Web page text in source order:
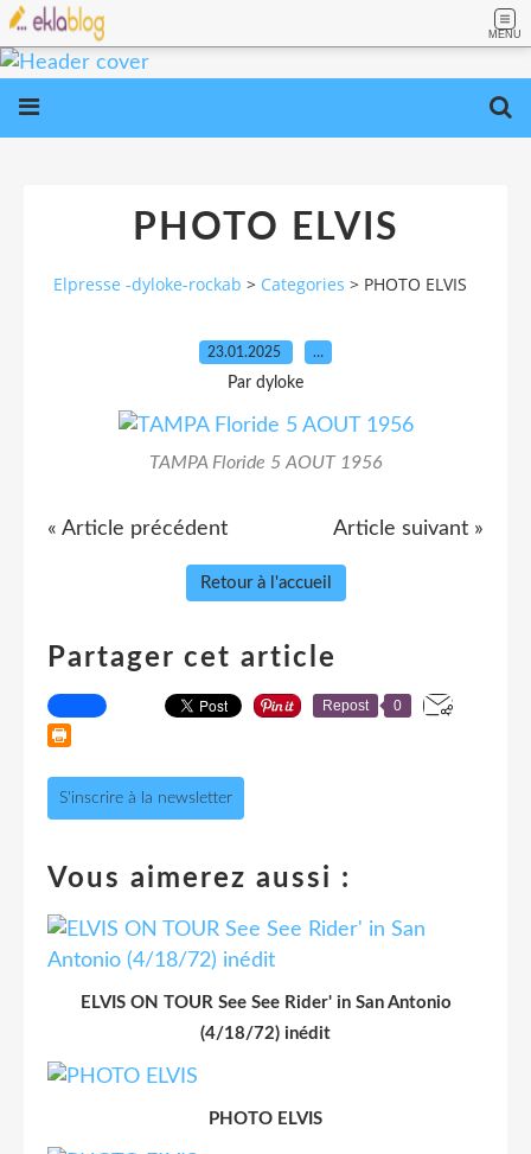
MENU
PHOTO ELVIS
Elpresse -dyloke-rockab > Categories > PHOTO ELVIS
23.01.2025 …
Par dyloke
TAMPA Floride 5 AOUT 1956
« Article précédent Article suivant »
Retour à l'accueil
Partager cet article
Repost 0
S'inscrire à la newsletter
Vous aimerez aussi :
ELVIS ON TOUR See See Rider' in San Antonio
(4/18/72) inédit
PHOTO ELVIS